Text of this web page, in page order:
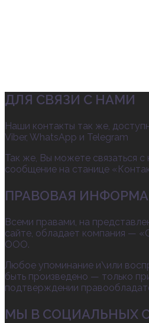
ДЛЯ СВЯЗИ С НАМИ
Наши контакты так же,
Viber, WhatsApp и Telegram
Так же, Вы можете связаться
сообщение на станице
ПРАВОВАЯ
Всеми правами, на
сайте, обладает компания —
ООО.
Любое упоминание и\или
быть произведено — только
подтверждении
МЫ В СОЦИАЛЬНЫХ